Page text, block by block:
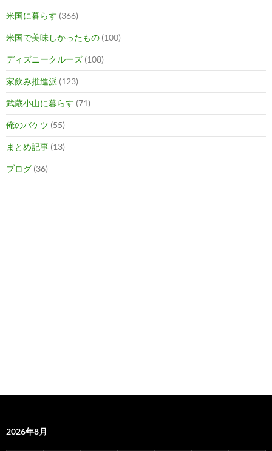
米国に暮らす (366)
米国で美味しかったもの (100)
ディズニークルーズ (108)
家飲み推進派 (123)
武蔵小山に暮らす (71)
俺のバケツ (55)
まとめ記事 (13)
ブログ (36)
2026年8月